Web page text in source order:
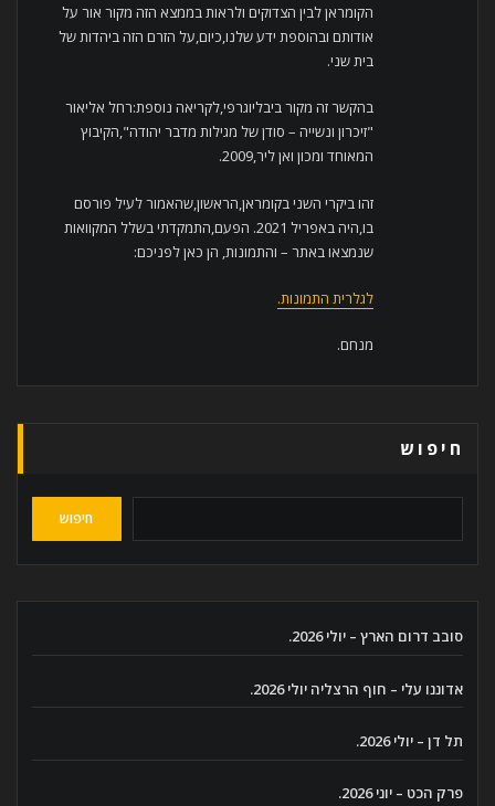
הקומראן לבין הצדוקים ולראות בממצא הזה מקור אור על
אודותם ובהוספת ידע שלנו,כיום,על הזרם הזה ביהדות של
בית שני.
בהקשר זה מקור ביבליוגרפי,לקריאה נוספת:רחל אליאור
"זיכרון ונשייה – סודן של מגילות מדבר יהודה",הקיבוץ
המאוחד ומכון ואן ליר,2009.
זהו ביקרי השני בקומראן,הראשון,שהאמור לעיל פורסם
בו,היה באפריל 2021. הפעם,התמקדתי בשלל המקוואות
שנמצאו באתר – והתמונות, הן כאן לפניכם:
לגלרית התמונות.
מנחם.
חיפוש
חיפוש
סובב דרום הארץ – יולי 2026.
אדוננו עלי – חוף הרצליה יולי 2026.
תל דן – יולי 2026.
פרק הכט – יוני 2026.